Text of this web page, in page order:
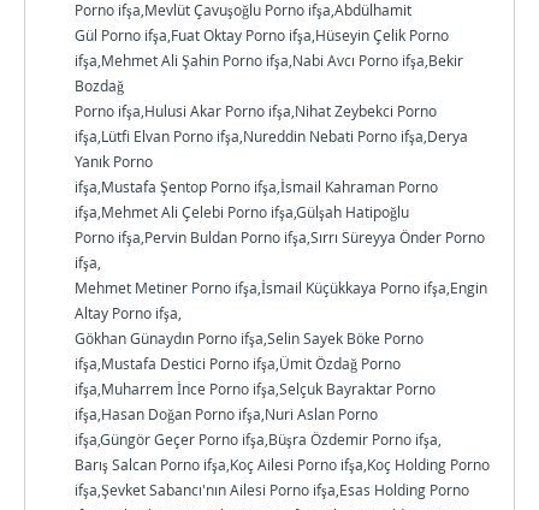
Porno ifşa,Mevlüt Çavuşoğlu Porno ifşa,Abdülhamit
Gül Porno ifşa,Fuat Oktay Porno ifşa,Hüseyin Çelik Porno
ifşa,Mehmet Ali Şahin Porno ifşa,Nabi Avcı Porno ifşa,Bekir
Bozdağ
Porno ifşa,Hulusi Akar Porno ifşa,Nihat Zeybekci Porno
ifşa,Lütfi Elvan Porno ifşa,Nureddin Nebati Porno ifşa,Derya
Yanık Porno
ifşa,Mustafa Şentop Porno ifşa,İsmail Kahraman Porno
ifşa,Mehmet Ali Çelebi Porno ifşa,Gülşah Hatipoğlu
Porno ifşa,Pervin Buldan Porno ifşa,Sırrı Süreyya Önder Porno
ifşa,
Mehmet Metiner Porno ifşa,İsmail Küçükkaya Porno ifşa,Engin
Altay Porno ifşa,
Gökhan Günaydın Porno ifşa,Selin Sayek Böke Porno
ifşa,Mustafa Destici Porno ifşa,Ümit Özdağ Porno
ifşa,Muharrem İnce Porno ifşa,Selçuk Bayraktar Porno
ifşa,Hasan Doğan Porno ifşa,Nuri Aslan Porno
ifşa,Güngör Geçer Porno ifşa,Büşra Özdemir Porno ifşa,
Barış Salcan Porno ifşa,Koç Ailesi Porno ifşa,Koç Holding Porno
ifşa,Şevket Sabancı'nın Ailesi Porno ifşa,Esas Holding Porno